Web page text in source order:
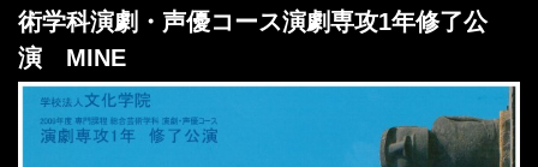
術学科演劇・声優コース演劇専攻1年修了公
演 MINE